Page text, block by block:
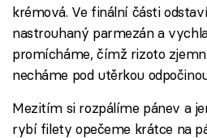
krémová. Ve finální části
nastrouhaný parmezán a
promícháme, čímž rizoto
necháme pod utěrkou
Mezitím si rozpálíme pánev a
rybí filety opečeme krátce na